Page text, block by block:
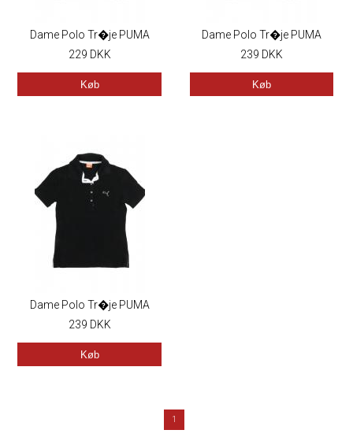
Dame Polo Tr�je PUMA
229 DKK
Køb
Dame Polo Tr�je PUMA
239 DKK
Køb
Dame Polo Tr�je PUMA
239 DKK
Køb
1